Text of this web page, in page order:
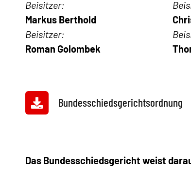
Beisitzer:
Markus Berthold
Beisitzer:
Roman Golombek
Bundesschiedsgerichtsordnung
Das Bundesschiedsgericht weist